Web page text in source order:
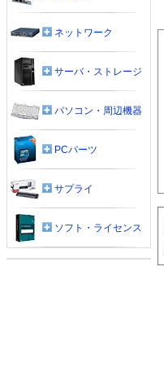
ネットワーク
サーバ・ストレージ
パソコン・周辺機器
PCパーツ
サプライ
ソフト・ライセンス